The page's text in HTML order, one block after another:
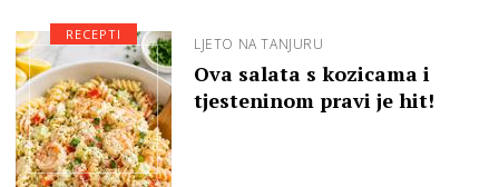
LJETO NA TANJURU
Ova salata s kozicama i
tjesteninom pravi je hit!
RECEPTI